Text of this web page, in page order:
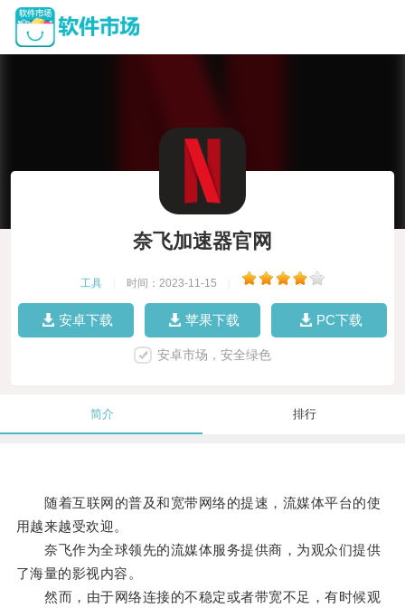
奈飞加速器官网
工具 时间：2023-11-15
安卓下载 苹果下载 PC下载
安卓市场，安全绿色
简介 排行
随着互联网的普及和宽带网络的提速，流媒体平台的使
用越来越受欢迎。
奈飞作为全球领先的流媒体服务提供商，为观众们提供
了海量的影视内容。
然而，由于网络连接的不稳定或者带宽不足，有时候观